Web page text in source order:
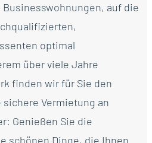
auf die
optimal
über viele Jahre
finden wir für Sie den
Vermietung an
Genießen Sie die
schönen Dinge, die Ihnen